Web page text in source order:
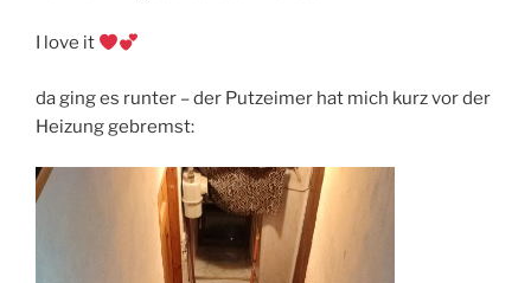
I love it
da ging es runter – der Putzeimer hat mich kurz vor der
Heizung gebremst: